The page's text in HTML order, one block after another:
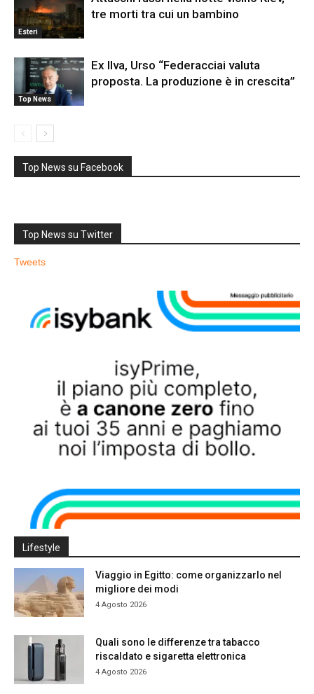
Esteri
tre morti tra cui un bambino
Top News
Ex Ilva, Urso “Federacciai valuta
proposta. La produzione è in crescita”
Top News su Facebook
Top News su Twitter
Tweets
Lifestyle
Viaggio in Egitto: come organizzarlo nel
migliore dei modi
4 Agosto 2026
Quali sono le differenze tra tabacco
riscaldato e sigaretta elettronica
4 Agosto 2026